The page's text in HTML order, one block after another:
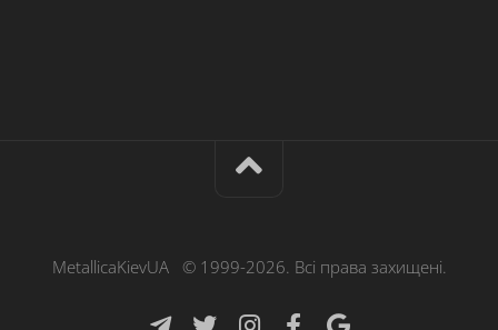
MetallicaKievUA © 1999-2026. Всі права захищені.